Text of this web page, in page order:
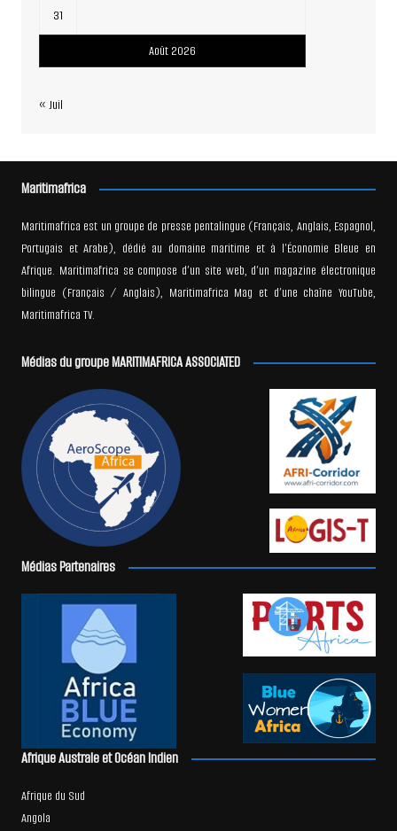
Août 2026
31
« Juil
Maritimafrica
Maritimafrica est un groupe de presse pentalingue (Français, Anglais, Espagnol,
Portugais et Arabe), dédié au domaine maritime et à l’Économie Bleue en
Afrique. Maritimafrica se compose d’un site web, d’un magazine électronique
bilingue (Français / Anglais), Maritimafrica Mag et d’une chaîne YouTube,
Maritimafrica TV.
Médias du groupe MARITIMAFRICA ASSOCIATED
Médias Partenaires
Afrique Australe et Océan Indien
Afrique du Sud
Angola